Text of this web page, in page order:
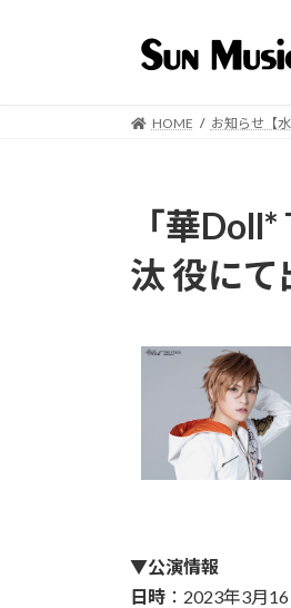
HOME お知らせ【水
「華
汰 役にて
▼公演情報
日時 ：2023年3月